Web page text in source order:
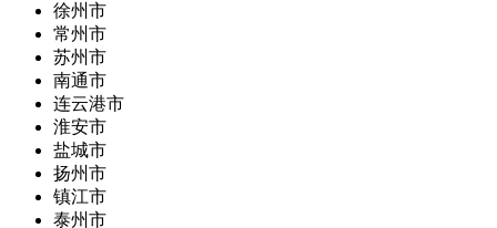
徐州市
常州市
苏州市
南通市
连云港市
淮安市
盐城市
扬州市
镇江市
泰州市